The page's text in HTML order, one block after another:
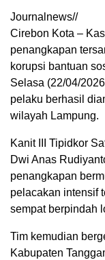
Journalnews//
Cirebon Kota –
penangkapan
korupsi bantuan
Selasa (22/04/
pelaku berhasil
wilayah Lampung.
Kanit III Tipidkor
Dwi Anas
penangkapan
pelacakan intensif
sempat berpindah
Tim kemudian
Kabupaten